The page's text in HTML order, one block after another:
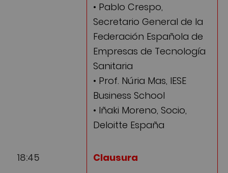
• Pablo Crespo,
Secretario General de la
Federación Española de
Empresas de Tecnología
Sanitaria
• Prof. Núria Mas, IESE
Business School
• Iñaki Moreno, Socio,
Deloitte España
18:45
Clausura